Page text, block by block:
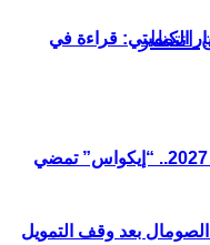
إطلاق العملة الموحدة “إيكو” في 2027.. “إيكواس” تمضي
الكيميتي: قراءة في
بعد وقف التمويل